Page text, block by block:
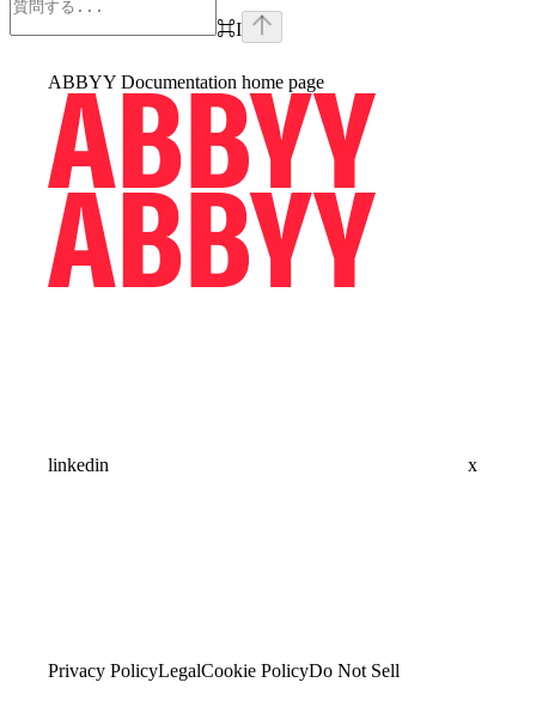
⌘I
ABBYY Documentation home page
linkedin x
Privacy PolicyLegalCookie PolicyDo Not Sell